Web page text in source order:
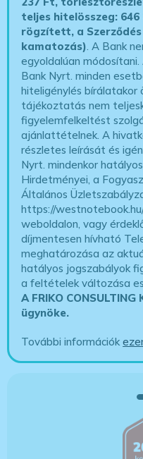
teljes hitelösszeg:
rögzített, a
kamatozás). A Bank
egyoldalúan
Bank Nyrt. minden
hiteligénylés bírálatakor
tájékoztatás nem
figyelemfelkeltést
ajánlattételnek. A
részletes leírását és
Nyrt. mindenkor
Hirdetményei, a
Általános
https://
weboldalon, vagy
díjmentesen hívható
meghatározása az
hatályos jogszabályok
a feltételek változása
A FRIKO
ügynöke.
További információk